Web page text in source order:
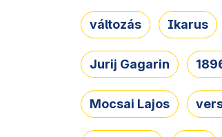
változás Ikarus
Jurij Gagarin
Mocsai Lajos